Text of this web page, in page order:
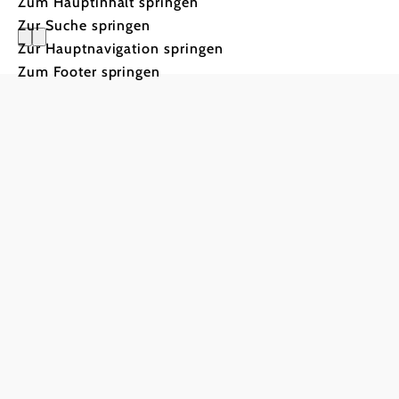
Zur Suche springen
Zur Hauptnavigation springen
Zum Footer springenLandhaus